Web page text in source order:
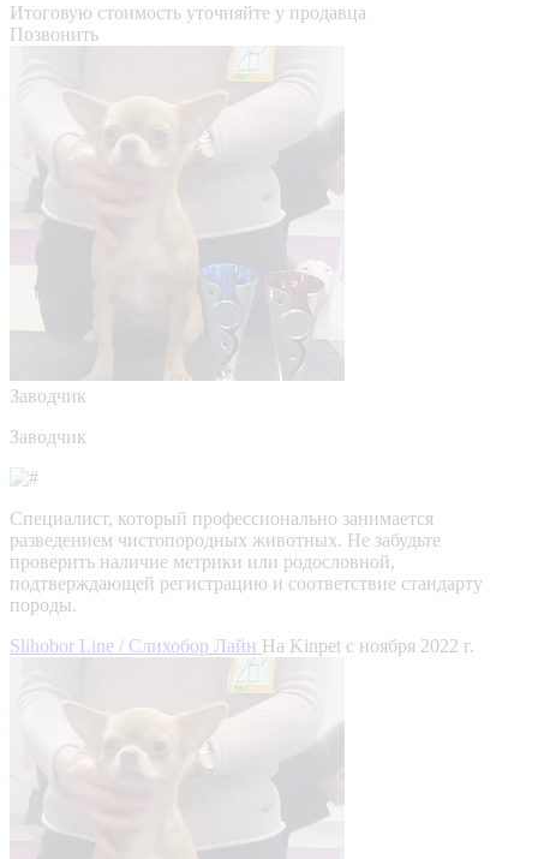
Итоговую стоимость уточняйте у продавца
Позвонить
Заводчик
Заводчик
Специалист, который профессионально занимается
разведением чистопородных животных. Не забудьте
проверить наличие метрики или родословной,
подтверждающей регистрацию и соответствие стандарту
породы.
Slihobor Line / Слихобор Лайн На Kinpet c ноября 2022 г.